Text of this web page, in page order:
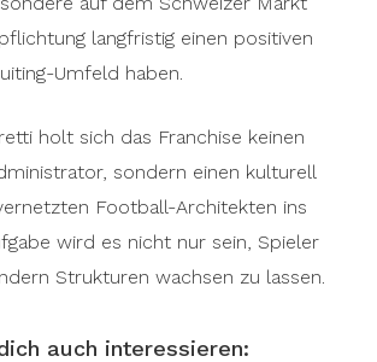
langfristig einen positiven
Umfeld haben.
holt sich das Franchise keinen
sondern einen kulturell
Football-Architekten ins
wird es nicht nur sein, Spieler
Strukturen wachsen zu lassen.
auch interessieren: